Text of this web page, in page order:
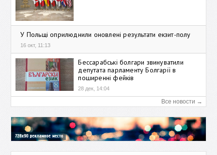
У Польщі оприлюднили оновлені результати екзит-полу
16 окт, 11:13
Бессарабські болгари звинуватили
депутата парламенту Болгарії в
поширенні фейків
28 дек, 14:04
Все новости →